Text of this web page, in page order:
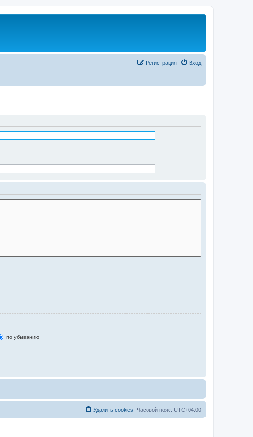
Вход
Регистрация
по убыванию
Часовой пояс: UTC+04:00
Удалить cookies